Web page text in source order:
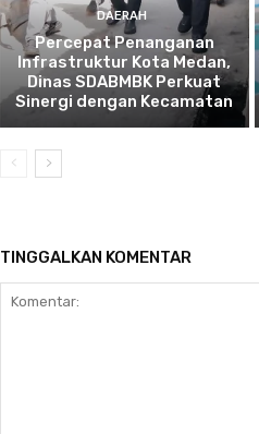
DAERAH
Percepat Penanganan
Infrastruktur Kota Medan,
Dinas SDABMBK Perkuat
Sinergi dengan Kecamatan
TINGGALKAN KOMENTAR